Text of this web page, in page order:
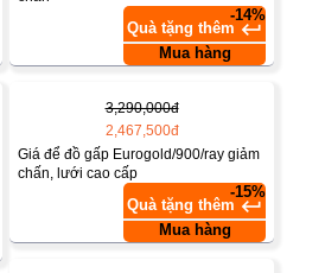
-14%
Quà tặng thêm keyboard_return
Mua hàng
3,290,000đ
2,467,500đ
Giá để đồ gấp Eurogold/900/ray giảm
chấn, lưới cao cấp
-15%
Quà tặng thêm keyboard_return
Mua hàng